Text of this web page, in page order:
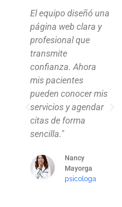
El equipo diseñó una
página web clara y
profesional que
transmite
confianza. Ahora
mis pacientes
pueden conocer mis
servicios y agendar
citas de forma
sencilla."
Nancy
Mayorga
psicologa